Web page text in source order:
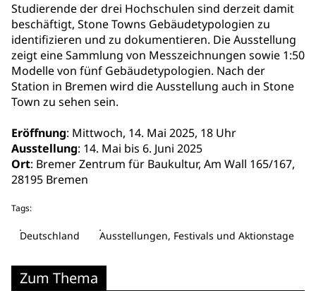
Studierende der drei Hochschulen sind derzeit damit
beschäftigt, Stone Towns Gebäudetypologien zu
identifizieren und zu dokumentieren. Die Ausstellung
zeigt eine Sammlung von Messzeichnungen sowie 1:50
Modelle von fünf Gebäudetypologien. Nach der
Station in Bremen wird die Ausstellung auch in Stone
Town zu sehen sein.
Eröffnung: Mittwoch, 14. Mai 2025, 18 Uhr
Ausstellung: 14. Mai bis 6. Juni 2025
Ort: Bremer Zentrum für Baukultur, Am Wall 165/167,
28195 Bremen
Tags:
Deutschland Ausstellungen, Festivals und Aktionstage
Zum Thema